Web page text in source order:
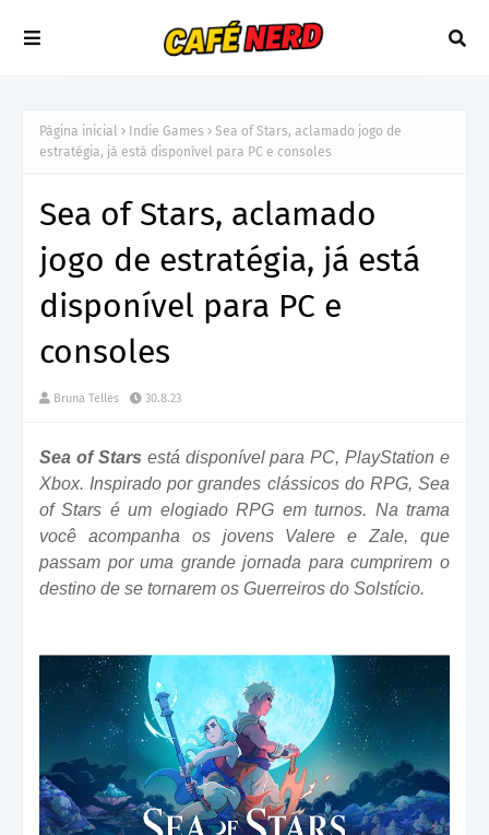
Página inicial Indie Games
Sea of Stars, aclamado jogo de
estratégia, já está disponível para PC e consoles
Sea of Stars, aclamado
jogo de estratégia, já está
disponível para PC e
consoles
Bruna Telles 30.8.23
Sea of Stars está disponível para PC, PlayStation e
Xbox. Inspirado por grandes clássicos do RPG, Sea
of Stars é um elogiado RPG em turnos. Na trama
você acompanha os jovens Valere e Zale, que
passam por uma grande jornada para cumprirem o
destino de se tornarem os Guerreiros do Solstício.